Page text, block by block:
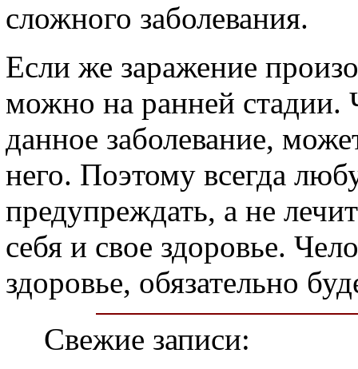
сложного заболевания.
Если же заражение
можно на ранней стадии.
данное заболевание,
него. Поэтому всегда
предупреждать, а не
себя и свое здоровье.
здоровье, обязательно
Свежие записи: